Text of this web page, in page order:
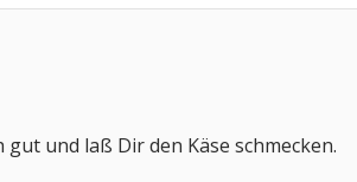
und laß Dir den Käse schmecken.